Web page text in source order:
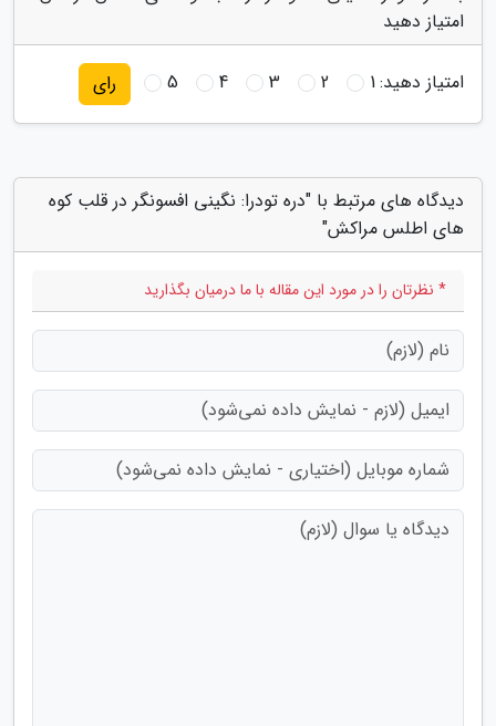
امتیاز دهید
امتیاز دهید:1
2
3
4
5 رای
دیدگاه های مرتبط با "دره تودرا: نگینی افسونگر در قلب کوه
های اطلس مراکش"
* نظرتان را در مورد این مقاله با ما درمیان بگذارید